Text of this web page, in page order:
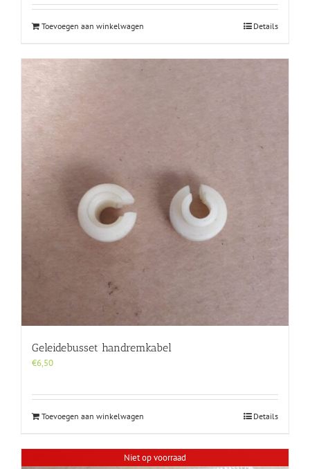
Toevoegen aan winkelwagen Details
Geleidebusset handremkabel
€6,50
Toevoegen aan winkelwagen Details
Niet op voorraad